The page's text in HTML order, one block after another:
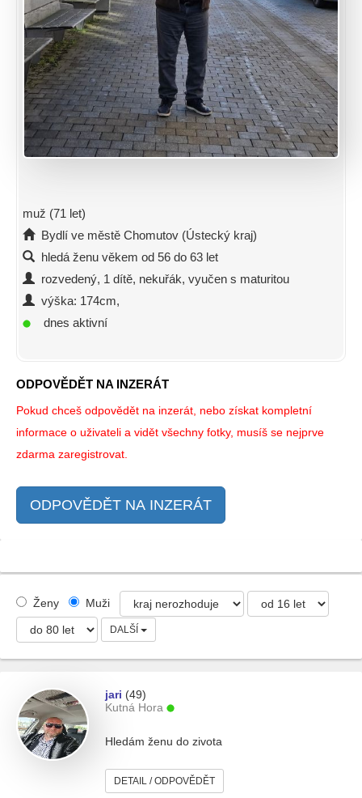
muž (71 let)
Bydlí ve městě Chomutov (Ústecký kraj)
hledá ženu věkem od 56 do 63 let
rozvedený, 1 dítě, nekuřák, vyučen s maturitou
výška: 174cm,
dnes aktivní
ODPOVĚDĚT NA INZERÁT
Pokud chceš odpovědět na inzerát, nebo získat kompletní
informace o uživateli a vidět všechny fotky, musíš se nejprve
zdarma zaregistrovat.
ODPOVĚDĚT NA INZERÁT
Ženy Muži
DALŠÍ
jari (49)
Kutná Hora
Hledám ženu do zivota
DETAIL / ODPOVĚDĚT